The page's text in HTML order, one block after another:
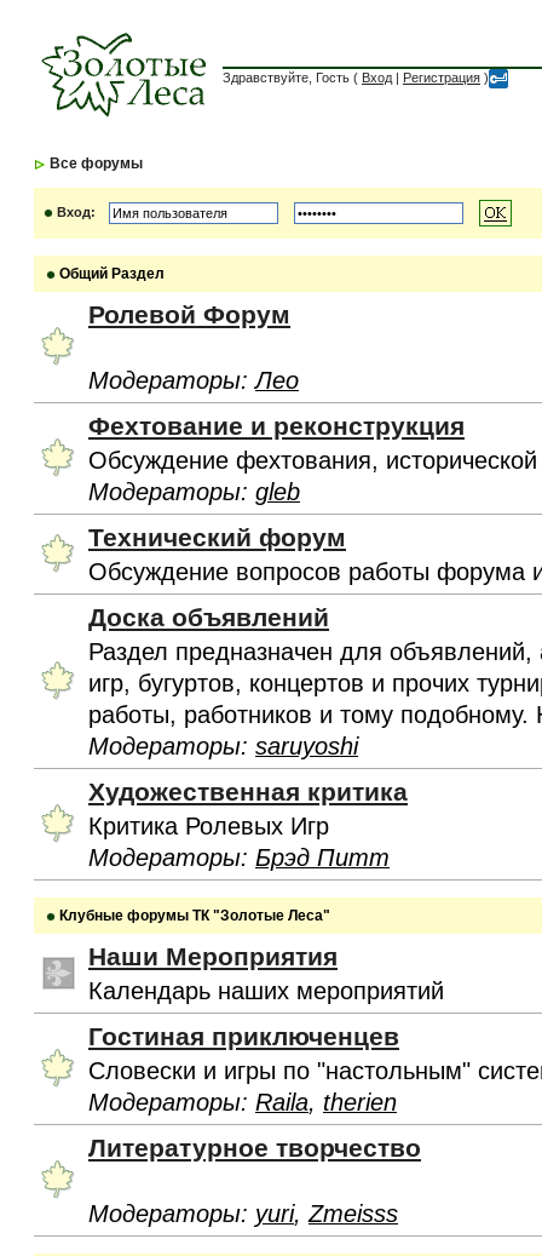
Здравствуйте, Гость ( Вход | Регистрация )
Все форумы
Вход:
Общий Раздел
Ролевой Форум
Модераторы:Лео
Фехтование и реконструкция
Обсуждение фехтования,
Модераторы: gleb
Технический форум
Обсуждение вопросов работы форума
Доска объявлений
Раздел предназначен для
игр, бугуртов, концертов и прочих
работы, работников и тому подобному.
Модераторы: saruyoshi
Художественная критика
Критика Ролевых Игр
Модераторы: Брэд Питт
Клубные форумы ТК "Золотые Леса"
Наши Мероприятия
Календарь наших мероприятий
Гостиная приключенцев
Словески и игры по "настольным"
Модераторы: Raila, therien
Литературное творчество
Модераторы: yuri, Zmeisss